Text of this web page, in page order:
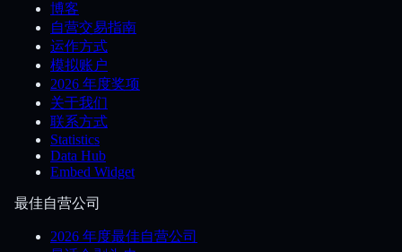
博客
自营交易指南
运作方式
模拟账户
2026 年度奖项
关于我们
联系方式
Statistics
Data Hub
Embed Widget
最佳自营公司
2026 年度最佳自营公司